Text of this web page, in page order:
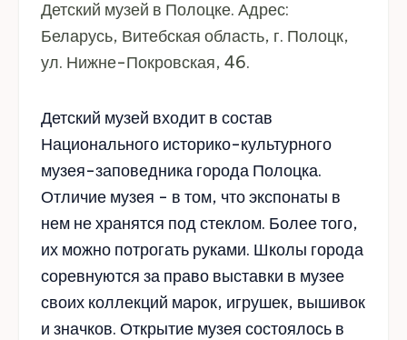
Детский музей в Полоцке. Адрес:
Беларусь, Витебская область, г. Полоцк,
ул. Нижне-Покровская, 46.
Детский музей входит в состав
Национального историко-культурного
музея-заповедника города Полоцка.
Отличие музея - в том, что экспонаты в
нем не хранятся под стеклом. Более того,
их можно потрогать руками. Школы города
соревнуются за право выставки в музее
своих коллекций марок, игрушек, вышивок
и значков. Открытие музея состоялось в